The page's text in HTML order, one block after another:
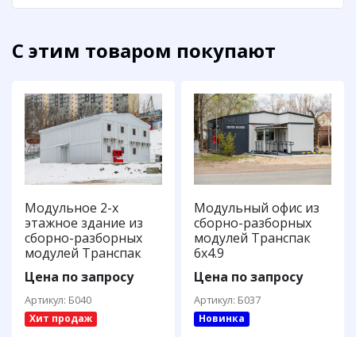
С этим товаром покупают
Модульное 2-х
этажное здание из
сборно-разборных
модулей Транспак
Цена по запросу
Артикул: Б040
Хит продаж
Модульный офис из
сборно-разборных
модулей Транспак
6х4.9
Цена по запросу
Артикул: Б037
Новинка